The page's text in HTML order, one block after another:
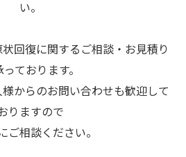
い。
回復に関するご相談・お見積り
っております。
からのお問い合わせも歓迎して
りますので
ご相談ください。